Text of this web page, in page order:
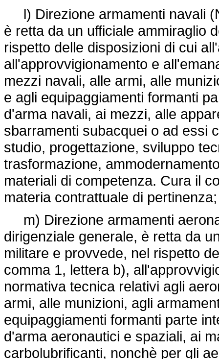
l) Direzione armamenti navali
è retta da un ufficiale ammiraglio
rispetto delle disposizioni di cui
all'approvvigionamento e
mezzi navali, alle armi, alle
e agli equipaggiamenti formanti
d'arma navali, ai mezzi, alle
sbarramenti subacquei o ad essi
studio, progettazione, sviluppo
trasformazione,
materiali di competenza. Cura il
materia contrattuale di pertinenza;
m) Direzione armamenti
dirigenziale generale, è retta da
militare e provvede, nel rispetto
comma 1, lettera b),
normativa tecnica relativi agli
armi, alle munizioni, agli
equipaggiamenti formanti parte
d'arma aeronautici e spaziali, ai
carbolubrificanti, nonchè per gli